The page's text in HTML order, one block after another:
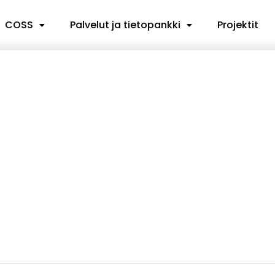
COSS Palvelut ja tietopankki Projektit